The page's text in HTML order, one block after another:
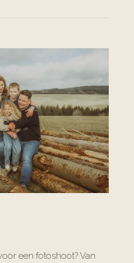
een fotoshoot? Van